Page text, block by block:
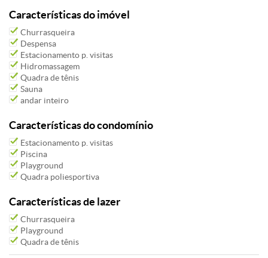
Características do imóvel
Churrasqueira
Despensa
Estacionamento p. visitas
Hidromassagem
Quadra de tênis
Sauna
andar inteiro
Características do condomínio
Estacionamento p. visitas
Piscina
Playground
Quadra poliesportiva
Características de lazer
Churrasqueira
Playground
Quadra de tênis